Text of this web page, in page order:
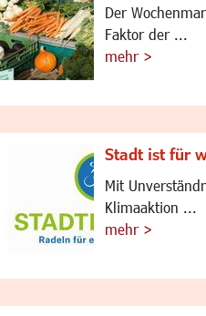
Der
Faktor der ...
mehr >
Stadt ist für
Mit
Klimaaktion ...
mehr >